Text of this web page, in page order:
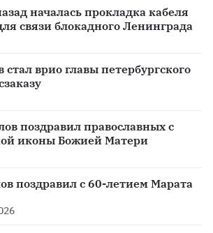
началась прокладка кабеля
связи блокадного Ленинграда
врио главы петербургского
поздравил православных с
иконы Божией Матери
поздравил с 60-летием Марата